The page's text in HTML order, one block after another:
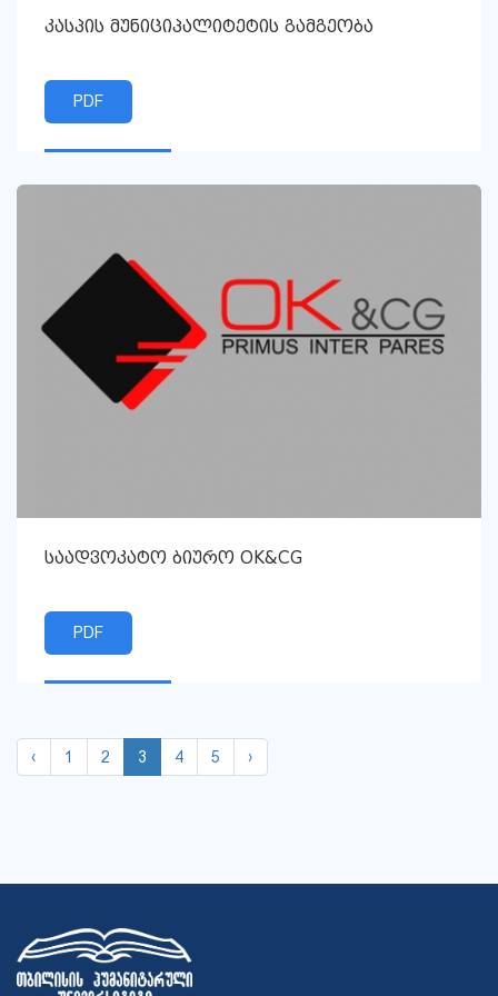
კასპის მუნიციპალიტეტის გამგეობა
PDF
საადვოკატო ბიურო OK&CG
PDF
‹ 1 2 3 4 5 ›